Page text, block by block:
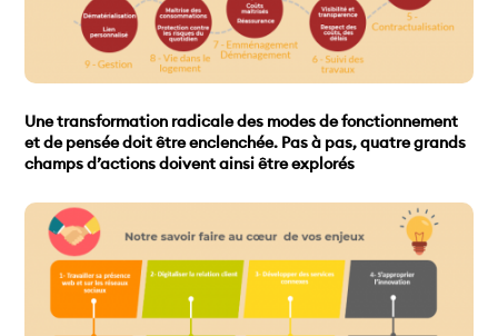
Une transformation radicale des modes de fonctionnement
et de pensée doit être enclenchée. Pas à pas, quatre grands
champs d’actions doivent ainsi être explorés